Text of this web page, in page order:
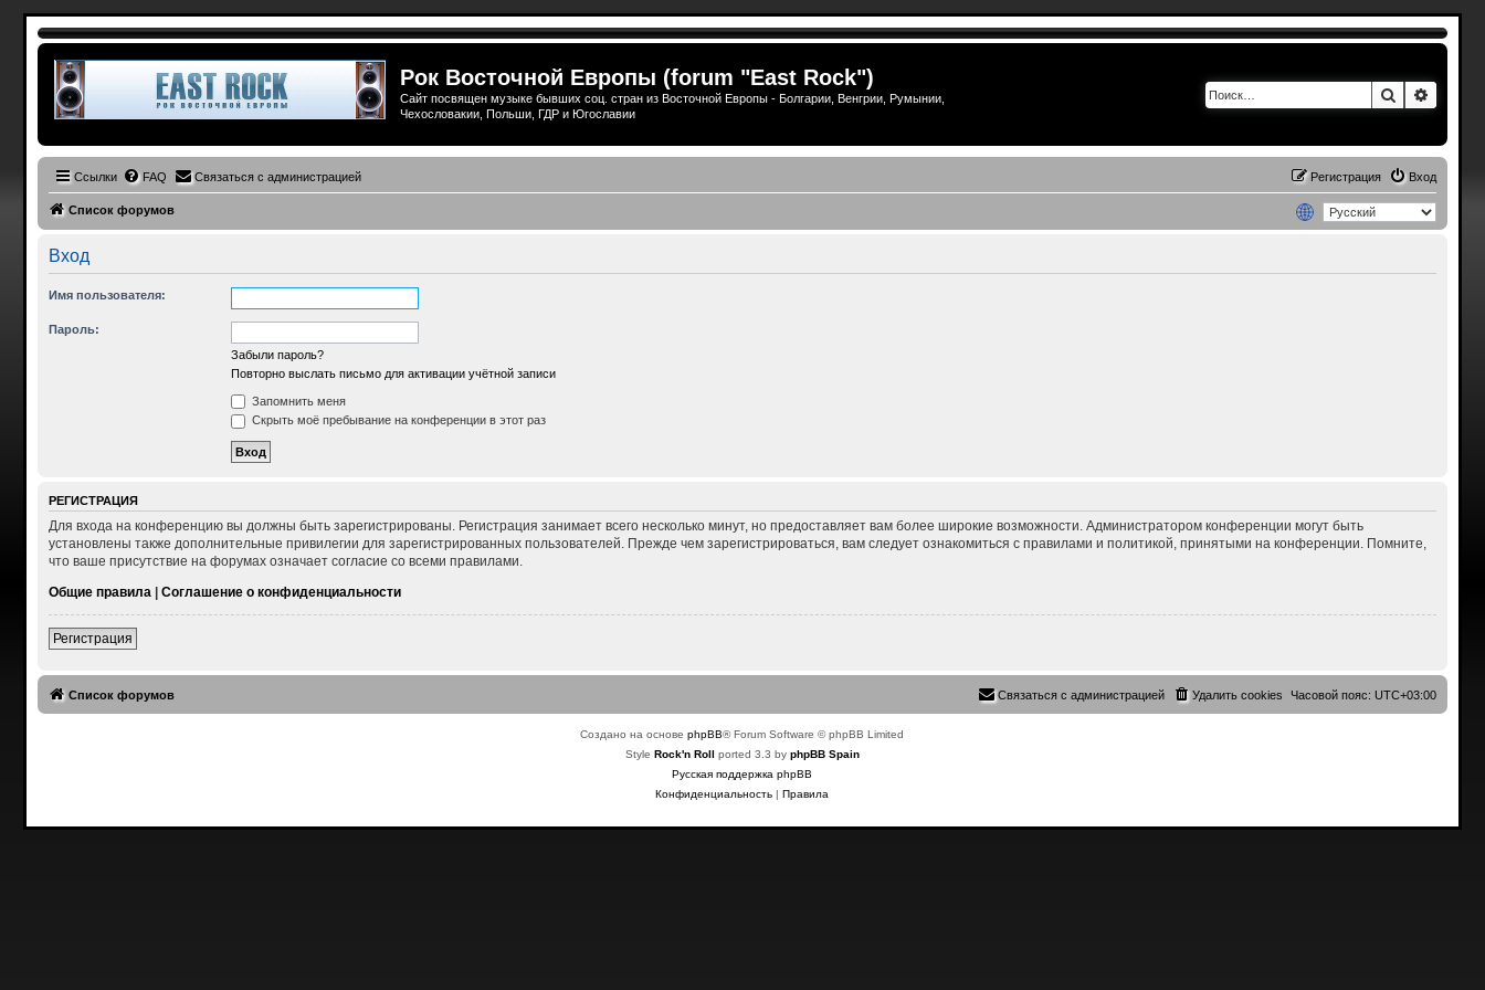
Рок Восточной Европы (forum "East Rock")
Сайт посвящен музыке бывших соц. стран из Восточной Европы - Болгарии, Венгрии, Румынии,
Чехословакии, Польши, ГДР и Югославии
Поиск
Ссылки FAQ Связаться с администрацией Вход
Регистрация
Список форумов
Вход
Имя пользователя:
Пароль:
Забыли пароль?
Повторно выслать письмо для активации учётной записи
Запомнить меня
Скрыть моё пребывание на конференции в этот раз
РЕГИСТРАЦИЯ
Для входа на конференцию вы должны быть зарегистрированы. Регистрация занимает всего несколько минут, но предоставляет вам более широкие возможности. Администратором конференции могут быть
установлены также дополнительные привилегии для зарегистрированных пользователей. Прежде чем зарегистрироваться, вам следует ознакомиться с правилами и политикой, принятыми на конференции. Помните,
что ваше присутствие на форумах означает согласие со всеми правилами.
Общие правила| Соглашение о конфиденциальности
Регистрация
Список форумов Часовой пояс:UTC+03:00
Удалить cookies
Связаться с администрацией
Создано на основеphpBB® Forum Software © phpBB Limited
Style Rock'n Roll ported 3.3 by phpBB Spain
Русская поддержка phpBB
Конфиденциальность |Правила